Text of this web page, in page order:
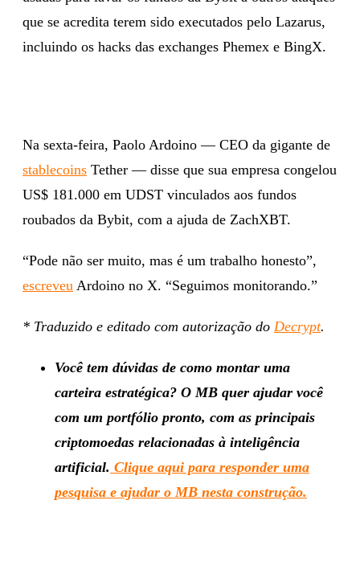
que se acredita terem sido executados pelo Lazarus,
incluindo os hacks das exchanges Phemex e BingX.
Na sexta-feira, Paolo Ardoino — CEO da gigante de
stablecoins Tether — disse que sua empresa congelou
US$ 181.000 em UDST vinculados aos fundos
roubados da Bybit, com a ajuda de ZachXBT.
“Pode não ser muito, mas é um trabalho honesto”,
escreveu Ardoino no X. “Seguimos monitorando.”
* Traduzido e editado com autorização do Decrypt.
Você tem dúvidas de como montar uma
carteira estratégica? O MB quer ajudar você
com um portfólio pronto, com as principais
criptomoedas relacionadas à inteligência
artificial. Clique aqui para responder uma
pesquisa e ajudar o MB nesta construção.